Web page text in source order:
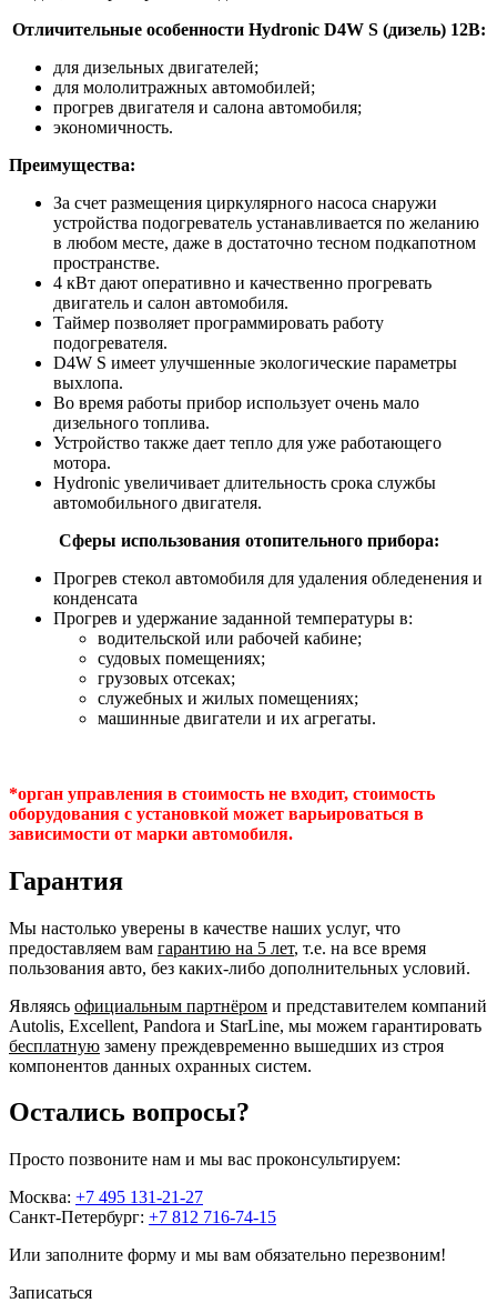
Отличительные особенности Hydronic D4W S (дизель) 12В:
для дизельных двигателей;
для мололитражных автомобилей;
прогрев двигателя и салона автомобиля;
экономичность.
Преимущества:
За счет размещения циркулярного насоса снаружи
устройства подогреватель устанавливается по желанию
в любом месте, даже в достаточно тесном подкапотном
пространстве.
4 кВт дают оперативно и качественно прогревать
двигатель и салон автомобиля.
Таймер позволяет программировать работу
подогревателя.
D4W S имеет улучшенные экологические параметры
выхлопа.
Во время работы прибор использует очень мало
дизельного топлива.
Устройство также дает тепло для уже работающего
мотора.
Hydronic увеличивает длительность срока службы
автомобильного двигателя.
Сферы использования отопительного прибора:
Прогрев стекол автомобиля для удаления обледенения и
конденсата
Прогрев и удержание заданной температуры в:
водительской или рабочей кабине;
судовых помещениях;
грузовых отсеках;
служебных и жилых помещениях;
машинные двигатели и их агрегаты.
*орган управления в стоимость не входит, стоимость
оборудования с установкой может варьироваться в
зависимости от марки автомобиля.
Гарантия
Мы настолько уверены в качестве наших услуг, что
предоставляем вам гарантию на 5 лет, т.е. на все время
пользования авто, без каких-либо дополнительных условий.
Являясь официальным партнёром и представителем компаний
Autolis, Excellent, Pandora и StarLine, мы можем гарантировать
бесплатную замену преждевременно вышедших из строя
компонентов данных охранных систем.
Остались вопросы?
Просто позвоните нам и мы вас проконсультируем:
Москва: +7 495 131-21-27
Санкт-Петербург: +7 812 716-74-15
Или заполните форму и мы вам обязательно перезвоним!
Записаться